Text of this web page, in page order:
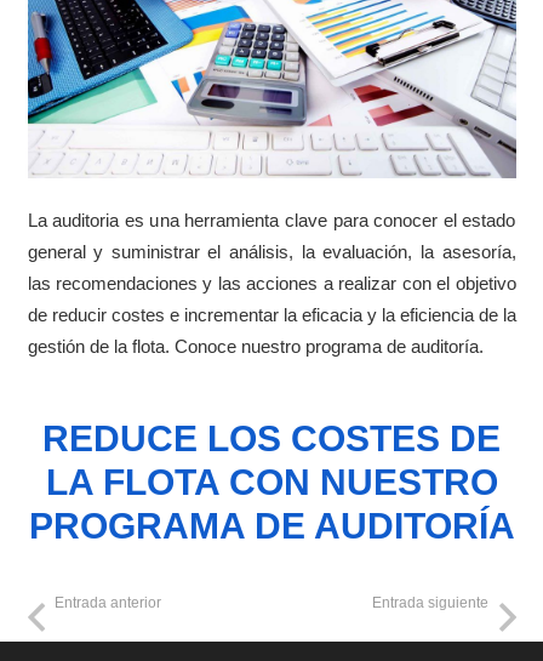
La auditoria es una herramienta clave para conocer el estado
general y suministrar el análisis, la evaluación, la asesoría,
las recomendaciones y las acciones a realizar con el objetivo
de reducir costes e incrementar la eficacia y la eficiencia de la
gestión de la flota. Conoce nuestro programa de auditoría.
REDUCE LOS COSTES DE
LA FLOTA CON NUESTRO
PROGRAMA DE AUDITORÍA
Entrada anterior Entrada siguiente